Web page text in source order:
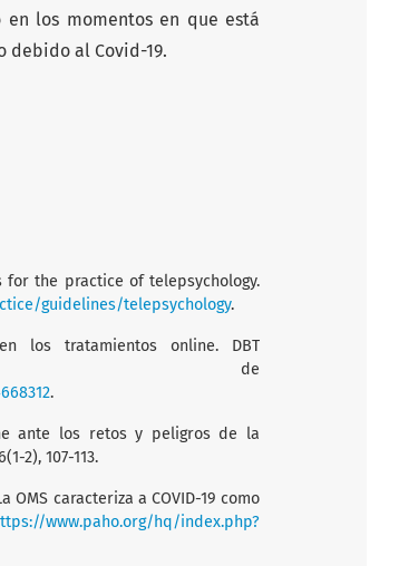
los momentos en que está
debido al Covid-19.
for the practice of telepsychology.
guidelines/telepsychology.
los tratamientos online. DBT
de
.
ante los retos y peligros de la
2), 107-113.
OMS caracteriza a COVID-19 como
www.paho.org/hq/index.php?